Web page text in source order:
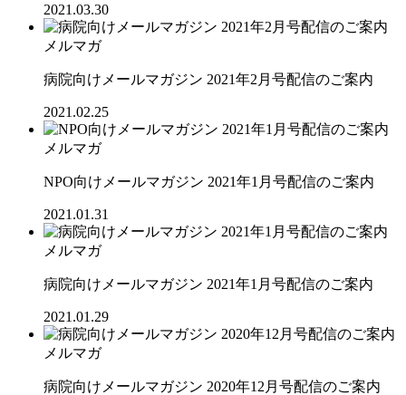
2021.03.30
メルマガ
病院向けメールマガジン 2021年2月号配信のご案内
2021.02.25
メルマガ
NPO向けメールマガジン 2021年1月号配信のご案内
2021.01.31
メルマガ
病院向けメールマガジン 2021年1月号配信のご案内
2021.01.29
メルマガ
病院向けメールマガジン 2020年12月号配信のご案内